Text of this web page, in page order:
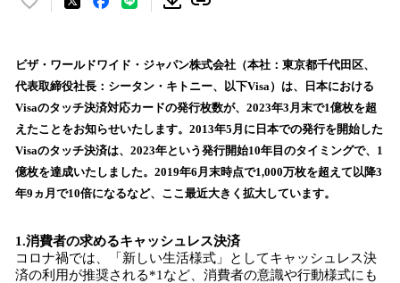
い
！
数
を
読
込
み
中
す
ビザ・ワールドワイド・ジャパン株式会社（本社：東京都千代田区、
代表取締役社長：シータン・キトニー、以下Visa）は、日本における
Visaのタッチ決済対応カードの発行枚数が、2023年3月末で1億枚を超
えたことをお知らせいたします。2013年5月に日本での発行を開始した
Visaのタッチ決済は、2023年という発行開始10年目のタイミングで、1
億枚を達成いたしました。2019年6月末時点で1,000万枚を超えて以降3
年9ヵ月で10倍になるなど、ここ最近大きく拡大しています。
1.消費者の求めるキャッシュレス決済
コロナ禍では、「新しい生活様式」としてキャッシュレス決
済の利用が推奨される*1など、消費者の意識や行動様式にも